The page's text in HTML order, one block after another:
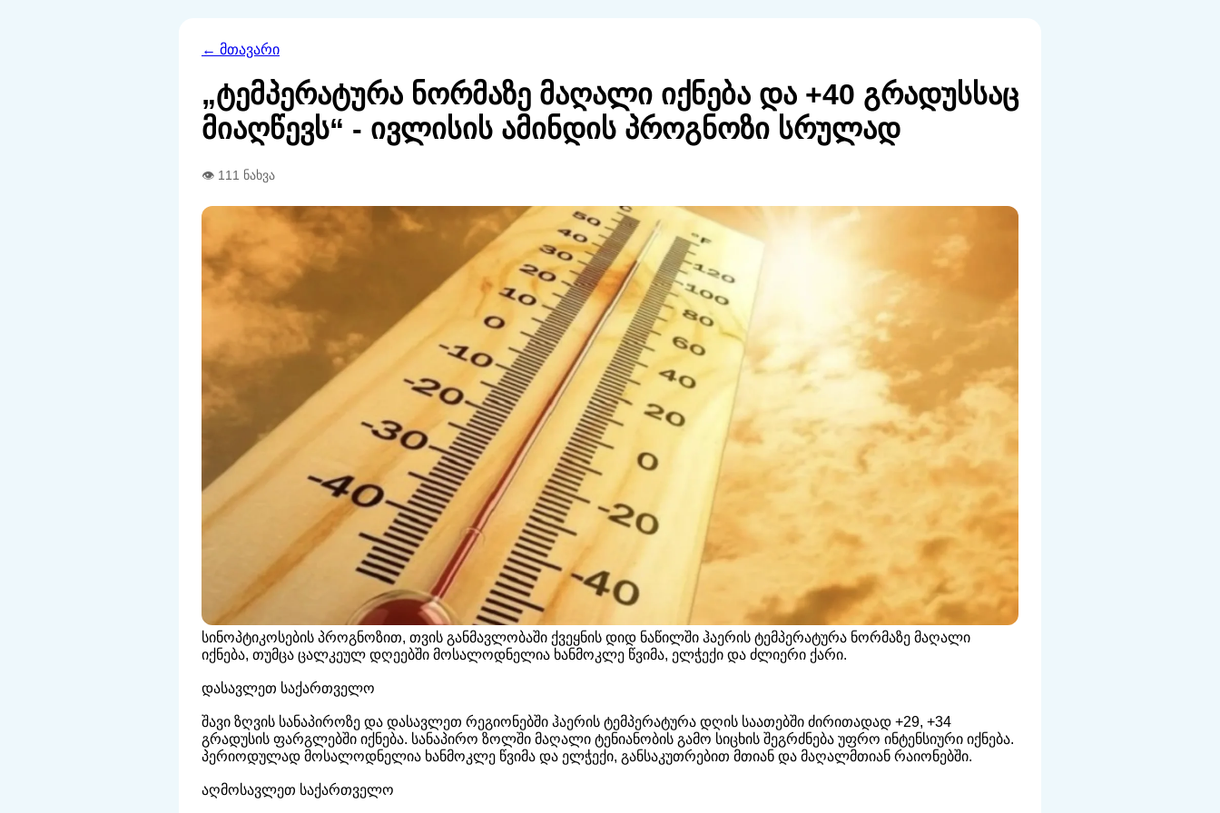
← მთავარი
„ტემპერატურა ნორმაზე მაღალი იქნება და +40 გრადუსსაც
მიაღწევს“ - ივლისის ამინდის პროგნოზი სრულად
👁 111 ნახვა
სინოპტიკოსების პროგნოზით, თვის განმავლობაში ქვეყნის დიდ ნაწილში ჰაერის ტემპერატურა ნორმაზე მაღალი
იქნება, თუმცა ცალკეულ დღეებში მოსალოდნელია ხანმოკლე წვიმა, ელჭექი და ძლიერი ქარი.
დასავლეთ საქართველო
შავი ზღვის სანაპიროზე და დასავლეთ რეგიონებში ჰაერის ტემპერატურა დღის საათებში ძირითადად +29, +34
გრადუსის ფარგლებში იქნება. სანაპირო ზოლში მაღალი ტენიანობის გამო სიცხის შეგრძნება უფრო ინტენსიური იქნება.
პერიოდულად მოსალოდნელია ხანმოკლე წვიმა და ელჭექი, განსაკუთრებით მთიან და მაღალმთიან რაიონებში.
აღმოსავლეთ საქართველო